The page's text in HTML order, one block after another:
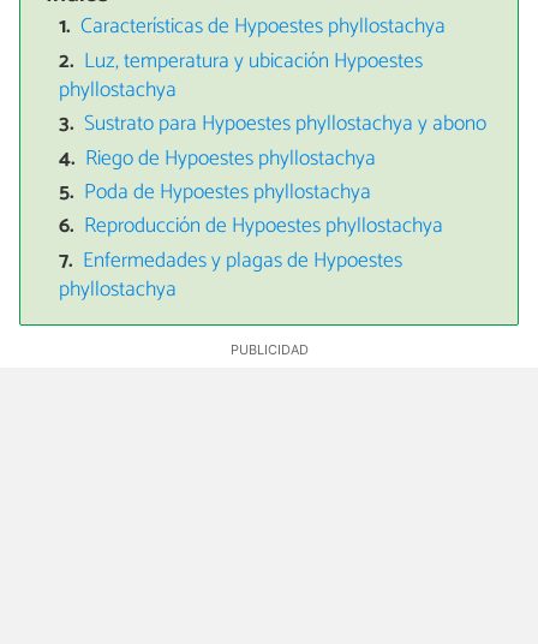
Características de Hypoestes phyllostachya
Luz, temperatura y ubicación Hypoestes
phyllostachya
Sustrato para Hypoestes phyllostachya y abono
Riego de Hypoestes phyllostachya
Poda de Hypoestes phyllostachya
Reproducción de Hypoestes phyllostachya
Enfermedades y plagas de Hypoestes
phyllostachya